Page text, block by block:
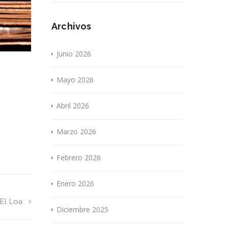
Loa
Archivos
Junio 2026
Mayo 2026
Abril 2026
Marzo 2026
Febrero 2026
Enero 2026
Diciembre 2025